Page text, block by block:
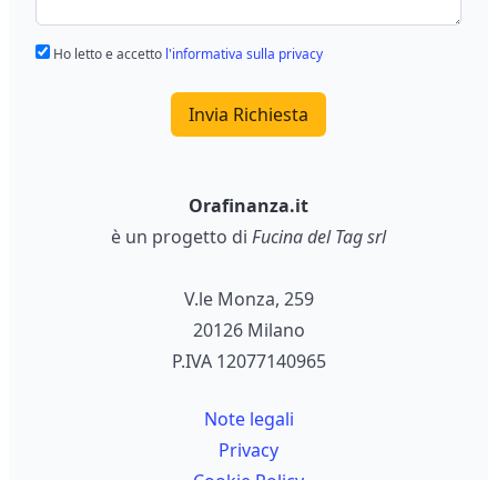
Ho letto e accetto l'informativa sulla privacy
Invia Richiesta
Orafinanza.it
è un progetto di Fucina del Tag srl
V.le Monza, 259
20126 Milano
P.IVA 12077140965
Note legali
Privacy